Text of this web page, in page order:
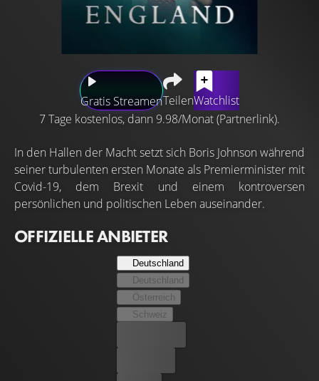
Gratis StreamenTeilenWatchlist
7 Tage kostenlos, dann 9.98/Monat (Partnerlink).
In den Hallen der Macht setzt sich Boris Johnson während
seiner turbulenten ersten Monate als Premierminister mit
Covid-19, dem Brexit und einem kontroversen
persönlichen und politischen Leben auseinander.
OFFIZIELLE ANBIETER
Deutschland
Deutschland
Österreich
Schweiz